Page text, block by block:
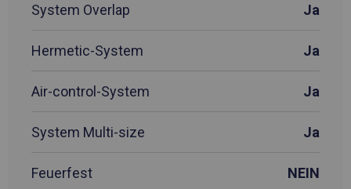
System Overlap Ja
Hermetic-System Ja
Air-control-System Ja
System Multi-size Ja
Feuerfest NEIN